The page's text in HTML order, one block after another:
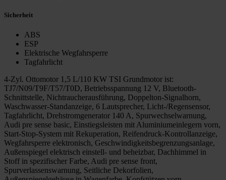
Sicherheit
ABS
ESP
Elektrische Wegfahrsperre
Tagfahrlicht
4-Zyl. Ottomotor 1,5 L/110 KW TSI Grundmotor ist:
TJ7/N09/T9F/T57/T0D, Betriebsspannung 12 V, Bluetooth-
Schnittstelle, Nichtraucherausführung, Doppelton-Signalhorn,
Waschwasser-Standanzeige, 6 Lautsprecher, Licht-/Regensensor,
Tagfahrlicht, Drehstromgenerator 140 A, Spurwechselwarnung,
Audi pre sense basic, Einstiegsleisten mit Aluminiumeinlegern vorn,
Start-Stop-System mit Rekuperation, Reifendruck-Kontrollanzeige,
Wegfahrsperre elektronisch, Geschwindigkeitsbegrenzungsanlage,
Außenspiegel elektrisch einstell- und beheizbar, Dachhimmel in
Stoff in spezifischer Farbe, Audi pre sense front,
Spurverlassenswarnung, Seitliche Dekorfolien,